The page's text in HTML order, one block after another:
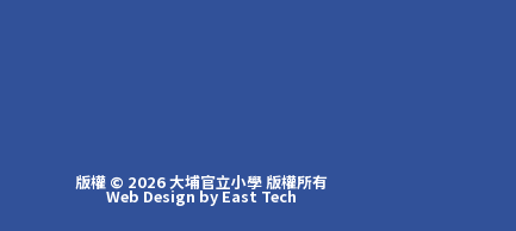
版權 © 2026 大埔官立小學 版權所有
Web DesignbyEast Tech